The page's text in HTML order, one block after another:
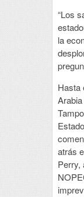
“Los
la
Hasta
atrás
Perry,